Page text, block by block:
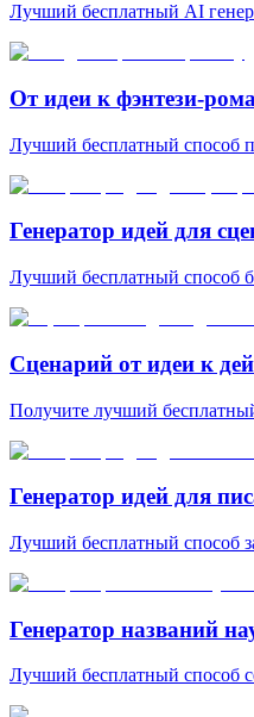
Лучший бесплатный AI
От идеи к фэнтези-
Лучший бесплатный способ
Генератор идей для
Лучший бесплатный способ
Сценарий от идеи к
Получите лучший
Генератор идей для
Лучший бесплатный способ
Генератор названий
Лучший бесплатный способ